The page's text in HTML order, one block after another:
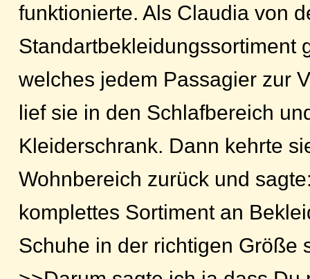
funktionierte. Als Claudia von
Standartbekleidungssortiment
welches jedem Passagier zur
lief sie in den Schlafbereich
Kleiderschrank. Dann kehrte
Wohnbereich zurück und
komplettes Sortiment an
Schuhe in der richtigen Größe